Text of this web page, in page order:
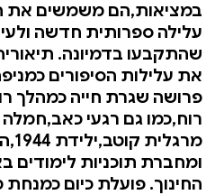
במציאות,הם משמשים את
עלילה ספרותית חדשה
שהתקבעו בדמיונה.
את עלילות הסיפורים
פרושה שגרת חייה כמהלך
רוח,כמו גם רגעי כאב,חמלה
ומחברת תוכניות
החינוך. פועלת כיום כמנחת